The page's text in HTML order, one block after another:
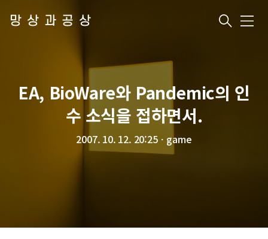
망상과공상 메
EA, BioWare와 Pandemic의 인
수 소식을 접하면서.
2007. 10. 12. 20:25ㆍ game